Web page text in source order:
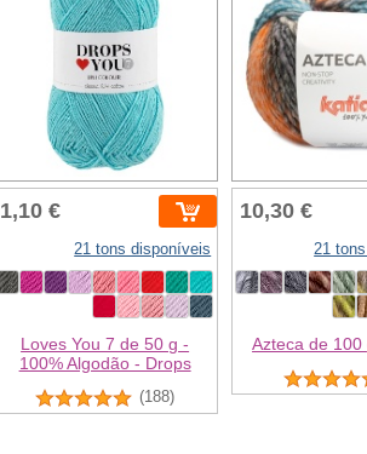
1,10 €
21 tons disponíveis
Loves You 7 de 50 g -
100% Algodão - Drops
(188)
10,30 €
21
Azteca de 100